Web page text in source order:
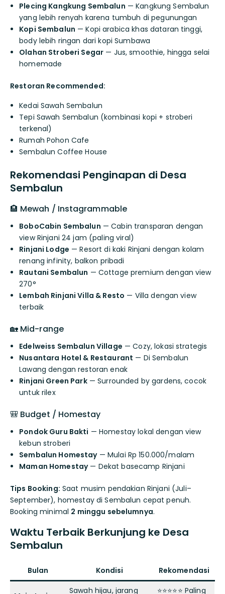
Plecing Kangkung Sembalun — Kangkung Sembalun
yang lebih renyah karena tumbuh di pegunungan
Kopi Sembalun — Kopi arabica khas dataran tinggi,
body lebih ringan dari kopi Sumbawa
Olahan Stroberi Segar — Jus, smoothie, hingga selai
homemade
Restoran Recommended:
Kedai Sawah Sembalun
Tepi Sawah Sembalun (kombinasi kopi + stroberi
terkenal)
Rumah Pohon Cafe
Sembalun Coffee House
Rekomendasi Penginapan di Desa
Sembalun
🏨 Mewah / Instagrammable
BoboCabin Sembalun — Cabin transparan dengan
view Rinjani 24 jam (paling viral)
Rinjani Lodge — Resort di kaki Rinjani dengan kolam
renang infinity, balkon pribadi
Rautani Sembalun — Cottage premium dengan view
270°
Lembah Rinjani Villa & Resto — Villa dengan view
terbaik
🏡 Mid-range
Edelweiss Sembalun Village — Cozy, lokasi strategis
Nusantara Hotel & Restaurant — Di Sembalun
Lawang dengan restoran enak
Rinjani Green Park— Surrounded by gardens, cocok
untuk rilex
🎒 Budget / Homestay
Pondok Guru Bakti — Homestay lokal dengan view
kebun stroberi
Sembalun Homestay— Mulai Rp 150.000/malam
Maman Homestay— Dekat basecamp Rinjani
Tips Booking: Saat musim pendakian Rinjani (Juli–
September), homestay di Sembalun cepat penuh.
Booking minimal 2 minggu sebelumnya.
Waktu Terbaik Berkunjung ke Desa
Sembalun
Bulan Kondisi Rekomendasi
Sawah hijau, jarang ⭐⭐⭐⭐⭐ Paling